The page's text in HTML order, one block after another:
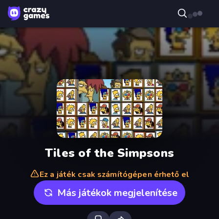
Tiles of the Simpsons
Ez a játék csak számítógépen érhető el
Más játékok megjelenítése